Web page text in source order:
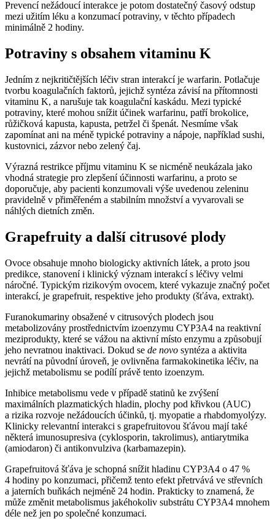
Prevencí nežádoucí interakce je potom dostatečný časový odstup
mezi užitím léku a konzumací potraviny, v těchto případech
minimálně 2 hodiny.
Potraviny s obsahem vitaminu K
Jedním z nejkritičtějších léčiv stran interakcí je warfarin. Potlačuje
tvorbu koagulačních faktorů, jejichž syntéza závisí na přítomnosti
vitaminu K, a narušuje tak koagulační kaskádu. Mezi typické
potraviny, které mohou snížit účinek warfarinu, patří brokolice,
růžičková kapusta, kapusta, petržel či špenát. Nesmíme však
zapomínat ani na méně typické potraviny a nápoje, například sushi,
kustovnici, zázvor nebo zelený čaj.
Výrazná restrikce příjmu vitaminu K se nicméně neukázala jako
vhodná strategie pro zlepšení účinnosti warfarinu, a proto se
doporučuje, aby pacienti konzumovali výše uvedenou zeleninu
pravidelně v přiměřeném a stabilním množství a vyvarovali se
náhlých dietních změn.
Grapefruity a další citrusové plody
Ovoce obsahuje mnoho biologicky aktivních látek, a proto jsou
predikce, stanovení i klinický význam interakcí s léčivy velmi
náročné. Typickým rizikovým ovocem, které vykazuje značný počet
interakcí, je grapefruit, respektive jeho produkty (šťáva, extrakt).
Furanokumariny obsažené v citrusových plodech jsou
metabolizovány prostřednictvím izoenzymu CYP3A4 na reaktivní
meziprodukty, které se vážou na aktivní místo enzymu a způsobují
jeho nevratnou inaktivaci. Dokud se de novo syntéza a aktivita
nevrátí na původní úroveň, je ovlivněna farmakokinetika léčiv, na
jejichž metabolismu se podílí právě tento izoenzym.
Inhibice metabolismu vede v případě statinů ke zvýšení
maximálních plazmatických hladin, plochy pod křivkou (AUC)
a rizika rozvoje nežádoucích účinků, tj. myopatie a rhabdomyolýzy.
Klinicky relevantní interakci s grapefruitovou šťávou mají také
některá imunosupresiva (cyklosporin, takrolimus), antiarytmika
(amiodaron) či antikonvulziva (karbamazepin).
Grapefruitová šťáva je schopná snížit hladinu CYP3A4 o 47 %
4 hodiny po konzumaci, přičemž tento efekt přetrvává ve střevních
a jaterních buňkách nejméně 24 hodin. Prakticky to znamená, že
může změnit metabolismus jakéhokoliv substrátu CYP3A4 mnohem
déle než jen po společné konzumaci.